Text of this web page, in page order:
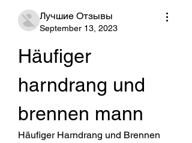
Лучшие Отзывы
September 13, 2023
Häufiger
harndrang und
brennen mann
Häufiger Harndrang und Brennen